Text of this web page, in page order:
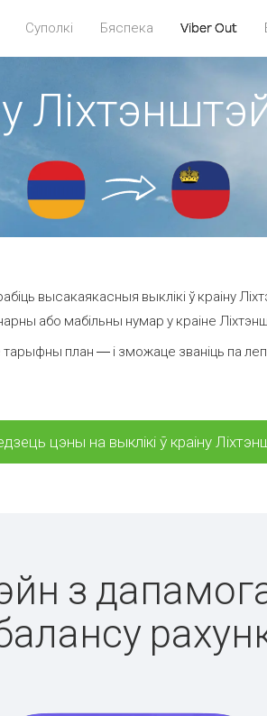
Суполкі Бяспека Viber Out
высакаякасныя выклікі ў краіну
або мабільны нумар у краіне
план — і зможаце званіць па
цэны на выклікі ў краіну
з